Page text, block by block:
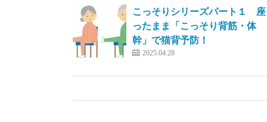
こっそりシリーズパート１ 座
ったまま「こっそり背筋・体
幹」で猫背予防！
2025.04.28